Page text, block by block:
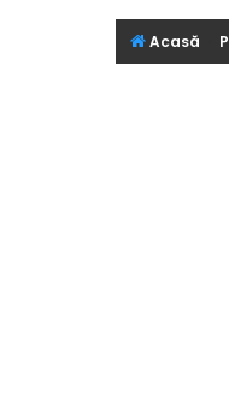
Acasă